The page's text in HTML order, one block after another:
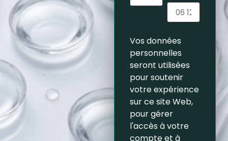
Vos données
personnelles
seront utilisées
pour soutenir
votre expérience
sur ce site Web,
pour gérer
l'accès à votre
compte et à